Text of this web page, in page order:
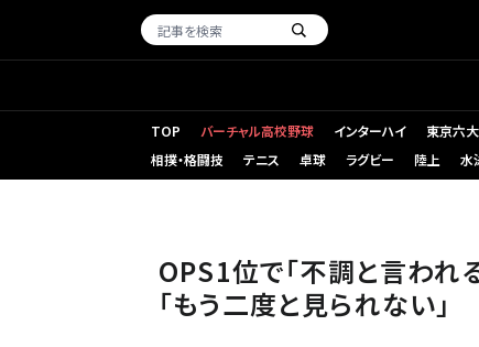
TOP バーチャル高校野球 インターハイ 東京六
相撲・格闘技
テニス 卓球 ラグビー 陸上 水
OPS1位で「不調と言わ
「もう二度と見られない」